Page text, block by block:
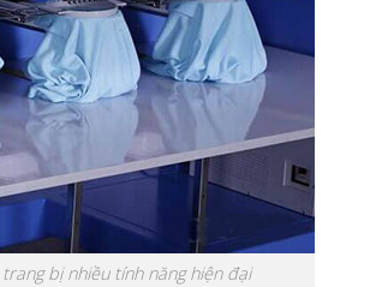
bị nhiều tính năng hiện đại